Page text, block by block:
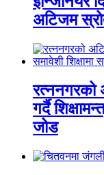
अटिजम
रत्ननगरको
गर्दै
जोड